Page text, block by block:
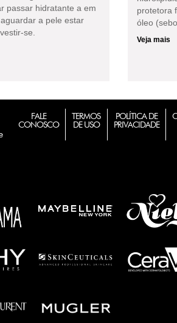
passar hidratante a em
a pele estar
se.
protetora
óleo
Veja mais
FALE
CONOSCO
TERMOS
DE USO
POLÍTICA DE
PRIVACIDADE